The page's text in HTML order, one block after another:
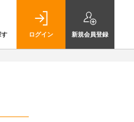
ログイン 新規会員登録